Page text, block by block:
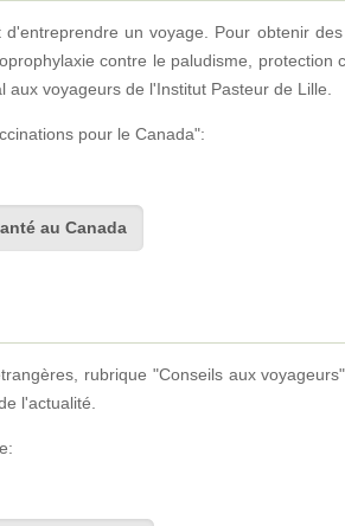
un voyage. Pour obtenir
contre le paludisme, protection
voyageurs de l'Institut Pasteur de Lille.
pour le Canada":
au Canada
rubrique "Conseils aux
l'actualité.